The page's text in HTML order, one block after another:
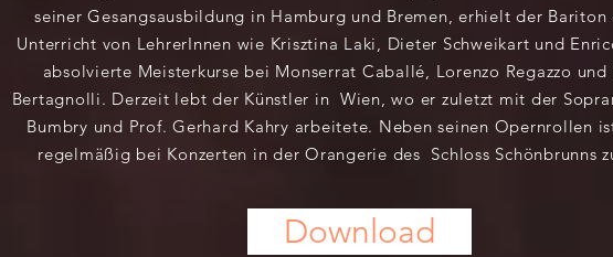
seiner Gesangsausbildung in Hamburg und Bremen, erhielt der Bariton
Unterricht von LehrerInnen wie Krisztina Laki, Dieter Schweikart und
absolvierte Meisterkurse bei Monserrat Caballé, Lorenzo Regazzo und
Bertagnolli. Derzeit lebt der Künstler in Wien, wo er zuletzt mit der
Bumbry und Prof. Gerhard Kahry arbeitete. Neben seinen Opernrollen
regelmäßig bei Konzerten in der Orangerie des Schloss Schönbrunns
Download